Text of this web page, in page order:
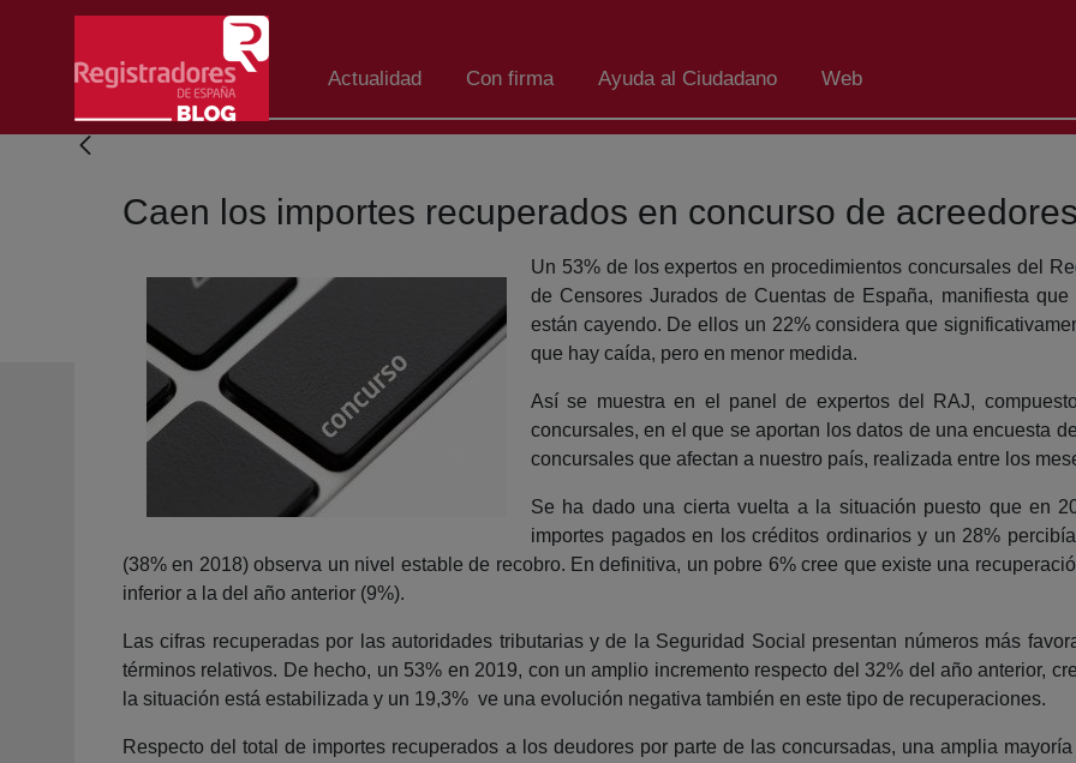
Skip to Main Content
Actualidad Con firma Ayuda al Ciudadano Web
Caen los importes recuperados en concurso de acreedores
Un 53% de los expertos en procedimientos concursales del
de Censores Jurados de Cuentas de España, manifiesta
están cayendo. De ellos un 22% considera que
que hay caída, pero en menor medida.
Así se muestra en el panel de expertos del RAJ,
concursales, en el que se aportan los datos de una encuesta
concursales que afectan a nuestro país, realizada entre los
Se ha dado una cierta vuelta a la situación puesto que en
importes pagados en los créditos ordinarios y un 28%
(38% en 2018) observa un nivel estable de recobro. En definitiva, un pobre 6% cree que existe una
inferior a la del año anterior (9%).
Las cifras recuperadas por las autoridades tributarias y de la Seguridad Social presentan números más
términos relativos. De hecho, un 53% en 2019, con un amplio incremento respecto del 32% del año anterior,
la situación está estabilizada y un 19,3% ve una evolución negativa también en este tipo de recuperaciones.
Respecto del total de importes recuperados a los deudores por parte de las concursadas, una amplia